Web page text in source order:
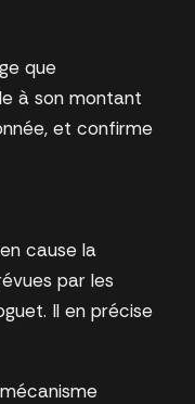
que
à son montant
et confirme
cause la
par les
Il en précise